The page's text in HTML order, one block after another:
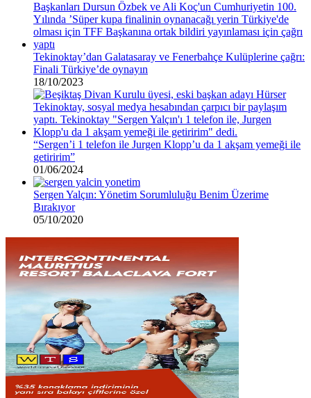
Tekinoktay’dan Galatasaray ve Fenerbahçe Kulüplerine çağrı:
Finali Türkiye’de oynayın
18/10/2023
“Sergen’i 1 telefon ile Jurgen Klopp’u da 1 akşam yemeği ile
getiririm”
01/06/2024
Sergen Yalçın: Yönetim Sorumluluğu Benim Üzerime
Bırakıyor
05/10/2020